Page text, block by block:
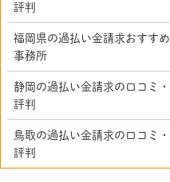
評判
福岡県の過払い金請求おすすめ
事務所
静岡の過払い金請求の口コミ・
評判
鳥取の過払い金請求の口コミ・
評判